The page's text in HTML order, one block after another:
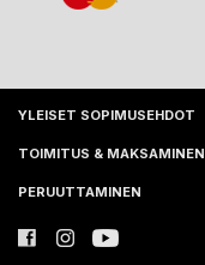
YLEISET SOPIMUSEHDOT
TOIMITUS & MAKSAMINEN
PERUUTTAMINEN